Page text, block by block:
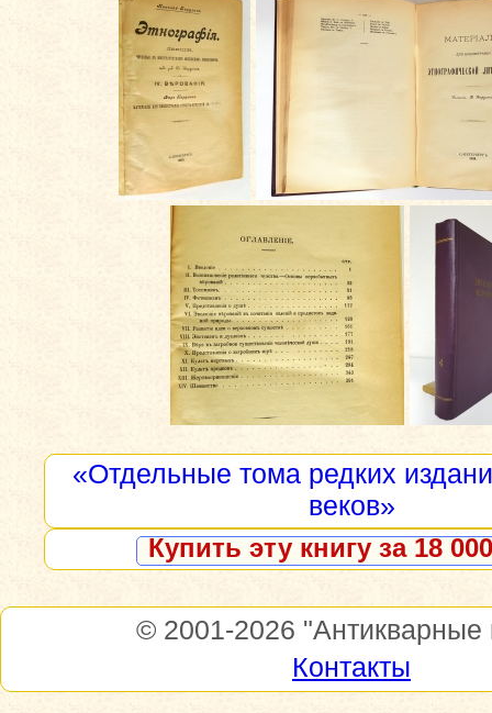
«Отдельные тома редких
веков»
Купить эту книгу за 18
© 2001-2026 "Антикварные
Контакты